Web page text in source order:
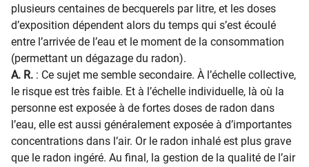
plusieurs centaines de becquerels par litre, et les doses
d’exposition dépendent alors du temps qui s’est écoulé
entre l’arrivée de l’eau et le moment de la consommation
(permettant un dégazage du radon).
A. R. : Ce sujet me semble secondaire. À l’échelle collective,
le risque est très faible. Et à l’échelle individuelle, là où la
personne est exposée à de fortes doses de radon dans
l’eau, elle est aussi généralement exposée à d’importantes
concentrations dans l’air. Or le radon inhalé est plus grave
que le radon ingéré. Au final, la gestion de la qualité de l’air